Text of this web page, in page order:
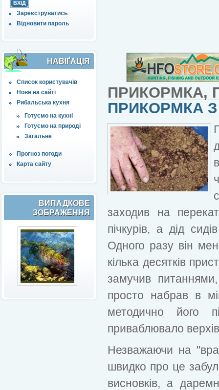
Зареєструватись
Відновити пароль
НАВІҐАЦІЯ
Список користувачів
Нове на сайті
Рибальська кухня
Готуємо на кухні
Готуємо на природі
Загальне
Прогноз погоди
Карта сайту
ВИПАДКОВЕ
ЗОБРАЖЕННЯ
ПРИКОРМКА,
ПРИКОРМКА З
заходив на
пічкурів, а дід
Одного разу він
кілька десятків
замучив
просто набрав в
методично його
приваблювало
Незважаючи на
швидко про це
висновків, а